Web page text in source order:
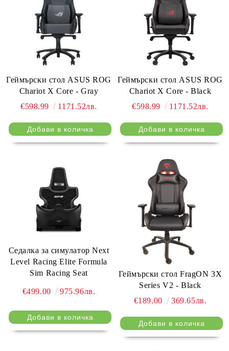
Геймърски стол ASUS ROG
Chariot X Core - Gray
€598.99
1171.52лв.
Геймърски стол ASUS ROG
Chariot X Core - Black
€598.99
1171.52лв.
Седалка за симулатор Next
Level Racing Elite Formula
Sim Racing Seat
€499.00 975.96лв.
Геймърски стол FragON 3X
Series V2 - Black
€189.00
369.65лв.